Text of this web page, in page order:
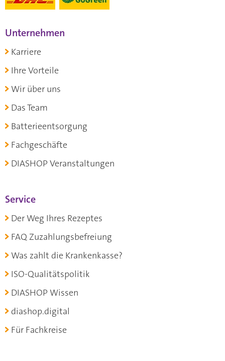
Unternehmen
Karriere
Ihre Vorteile
Wir über uns
Das Team
Batterieentsorgung
Fachgeschäfte
DIASHOP Veranstaltungen
Service
Der Weg Ihres Rezeptes
FAQ Zuzahlungsbefreiung
Was zahlt die Krankenkasse?
ISO-Qualitätspolitik
DIASHOP Wissen
diashop.digital
Für Fachkreise